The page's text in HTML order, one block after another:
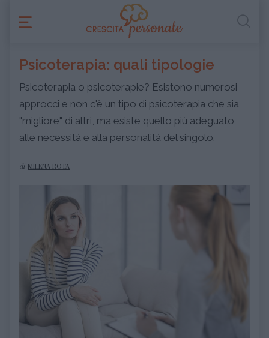
Psicoterapia: quali tipologie
Psicoterapia o psicoterapie? Esistono numerosi
approcci e non c'è un tipo di psicoterapia che sia
"migliore" di altri, ma esiste quello più adeguato
alle necessità e alla personalità del singolo.
di MILENA ROTA